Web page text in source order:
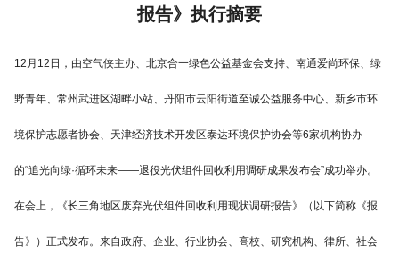
报告》执行摘要
12月12日，由空气侠主办、北京合一绿色公益基金会支持、南通爱尚环保、绿
野青年、常州武进区湖畔小站、丹阳市云阳街道至诚公益服务中心、新乡市环
境保护志愿者协会、天津经济技术开发区泰达环境保护协会等6家机构协办
的“追光向绿·循环未来——退役光伏组件回收利用调研成果发布会”成功举办。
在会上，《长三角地区废弃光伏组件回收利用现状调研报告》（以下简称《报
告》）正式发布。来自政府、企业、行业协会、高校、研究机构、律所、社会